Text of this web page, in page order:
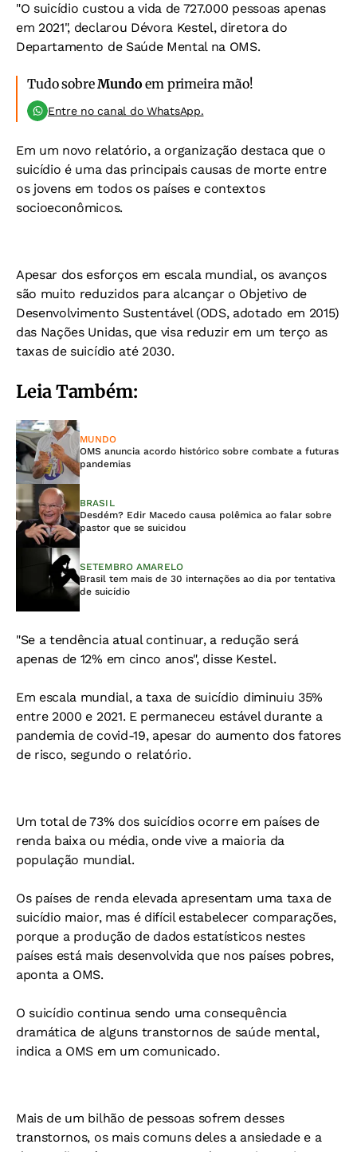
"O suicídio custou a vida de 727.000 pessoas apenas
em 2021", declarou Dévora Kestel, diretora do
Departamento de Saúde Mental na OMS.
Tudo sobreMundo em primeira mão!
Entre no canal do WhatsApp.
Em um novo relatório, a organização destaca que o
suicídio é uma das principais causas de morte entre
os jovens em todos os países e contextos
socioeconômicos.
Apesar dos esforços em escala mundial, os avanços
são muito reduzidos para alcançar o Objetivo de
Desenvolvimento Sustentável (ODS, adotado em 2015)
das Nações Unidas, que visa reduzir em um terço as
taxas de suicídio até 2030.
Leia Também:
MUNDO
OMS anuncia acordo histórico sobre combate a futuras
pandemias
BRASIL
Desdém? Edir Macedo causa polêmica ao falar sobre
pastor que se suicidou
SETEMBRO AMARELO
Brasil tem mais de 30 internações ao dia por tentativa
de suicídio
"Se a tendência atual continuar, a redução será
apenas de 12% em cinco anos", disse Kestel.
Em escala mundial, a taxa de suicídio diminuiu 35%
entre 2000 e 2021. E permaneceu estável durante a
pandemia de covid-19, apesar do aumento dos fatores
de risco, segundo o relatório.
Um total de 73% dos suicídios ocorre em países de
renda baixa ou média, onde vive a maioria da
população mundial.
Os países de renda elevada apresentam uma taxa de
suicídio maior, mas é difícil estabelecer comparações,
porque a produção de dados estatísticos nestes
países está mais desenvolvida que nos países pobres,
aponta a OMS.
O suicídio continua sendo uma consequência
dramática de alguns transtornos de saúde mental,
indica a OMS em um comunicado.
Mais de um bilhão de pessoas sofrem desses
transtornos, os mais comuns deles a ansiedade e a